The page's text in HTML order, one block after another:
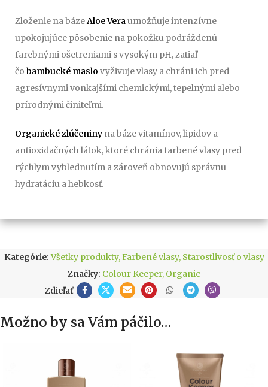
Zloženie na bázeAloe Veraumožňuje intenzívne
upokojujúce pôsobenie na pokožku podráždenú
farebnými ošetreniami s vysokým pH, zatiaľ
čo bambucké maslo vyživuje vlasy a chráni ich pred
agresívnymi vonkajšími chemickými, tepelnými alebo
prírodnými činiteľmi.
Organické zlúčeniny na báze vitamínov, lipidov a
antioxidačných látok, ktoré chránia farbené vlasy pred
rýchlym vyblednutím a zároveň obnovujú správnu
hydratáciu a hebkosť.
Kategórie:Všetky produkty,Farbené vlasy, Starostlivosť o vlasy
Značky: Colour Keeper, Organic
Zdieľať
Možno by sa Vám páčilo…